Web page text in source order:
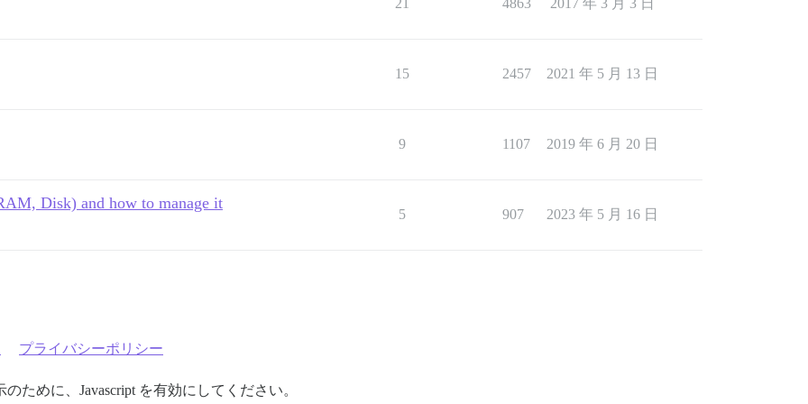
21 4863 2017 年 3 月 3 日
15 2457 2021 年 5 月 13 日
9 1107 2019 年 6 月 20 日
Disk) and how to manage it
5 907 2023 年 5 月 16 日
プライバシーポリシー
ために、Javascript を有効にしてください。